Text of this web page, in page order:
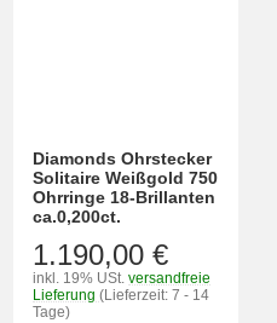
Diamonds Ohrstecker
Solitaire Weißgold 750
Ohrringe 18-Brillanten
ca.0,200ct.
1.190,00 €
inkl. 19% USt. versandfreie
Lieferung (Lieferzeit: 7 - 14
Tage)